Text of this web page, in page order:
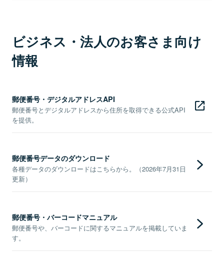
ビジネス・法人のお客さま向け
情報
郵便番号・デジタルアドレスAPI
郵便番号とデジタルアドレスから住所を取得できる公式API
を提供。
郵便番号データのダウンロード
各種データのダウンロードはこちらから。（2026年7月31日
更新）
郵便番号・バーコードマニュアル
郵便番号や、バーコードに関するマニュアルを掲載していま
す。